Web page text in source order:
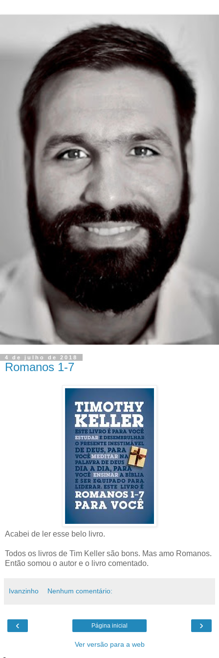
4 de julho de 2018
Romanos 1-7
Acabei de ler esse belo livro.
Todos os livros de Tim Keller são bons. Mas amo Romanos.
Então somou o autor e o livro comentado.
Ivanzinho Nenhum comentário:
‹ ›
Página inicial
Ver versão para a web